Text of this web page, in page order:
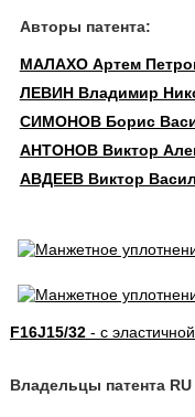
Авторы патента:
МАЛАХО Артем
ЛЕВИН Владимир
СИМОНОВ Борис
АНТОНОВ Виктор
АВДЕЕВ Виктор
F16J15/32- с
Владельцы патента RU